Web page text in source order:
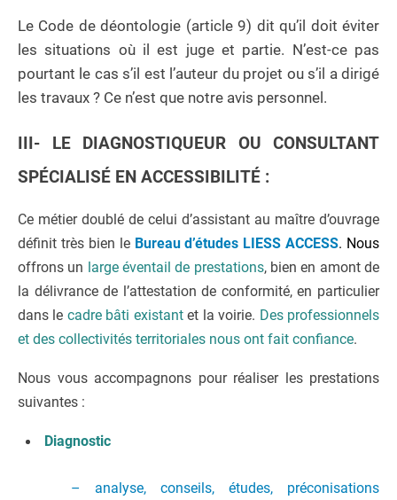
Le Code de déontologie (article 9) dit qu’il doit éviter
les situations où il est juge et partie. N’est-ce pas
pourtant le cas s’il est l’auteur du projet ou s’il a dirigé
les travaux ? Ce n’est que notre avis personnel.
III- LE DIAGNOSTIQUEUR OU CONSULTANT
SPÉCIALISÉ EN ACCESSIBILITÉ :
Ce métier doublé de celui d’assistant au maître d’ouvrage
définit très bien le Bureau d’études LIESS ACCESS. Nous
offrons un large éventail de prestations, bien en amont de
la délivrance de l’attestation de conformité, en particulier
dans le cadre bâti existantet la voirie. Des professionnels
et des collectivités territoriales nous ont fait confiance.
Nous vous accompagnons pour réaliser les prestations
suivantes :
Diagnostic
– analyse, conseils, études, préconisations